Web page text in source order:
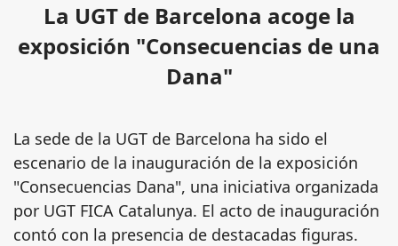
La UGT de Barcelona acoge la
exposición "Consecuencias de una
Dana"
La sede de la UGT de Barcelona ha sido el
escenario de la inauguración de la exposición
"Consecuencias Dana", una iniciativa organizada
por UGT FICA Catalunya. El acto de inauguración
contó con la presencia de destacadas figuras.